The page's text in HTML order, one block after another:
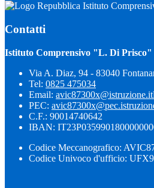
Istituto
Contatti
Istituto Comprensivo "L. Di Prisco"
Via A. Diaz, 94 - 83040
Tel: 0825 475034
Email: avic87300x@istruzione.it
PEC:
C.F.: 90014740642
IBAN:
Codice Meccanografico:
Codice Univoco d'ufficio: